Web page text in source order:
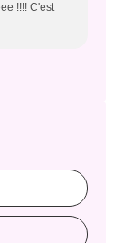
!!!! C'est